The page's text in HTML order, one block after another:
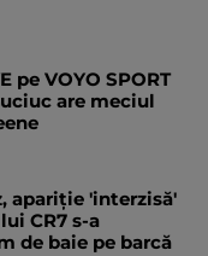
pe VOYO SPORT
are meciul
apariție 'interzisă'
CR7 s-a
de baie pe barcă